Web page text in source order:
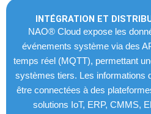
INTÉGRATION ET
NAO® Cloud expose les
événements système via des
temps réel (MQTT), permettant
systèmes tiers. Les informations
être connectées à des
solutions IoT, ERP, CMMS,